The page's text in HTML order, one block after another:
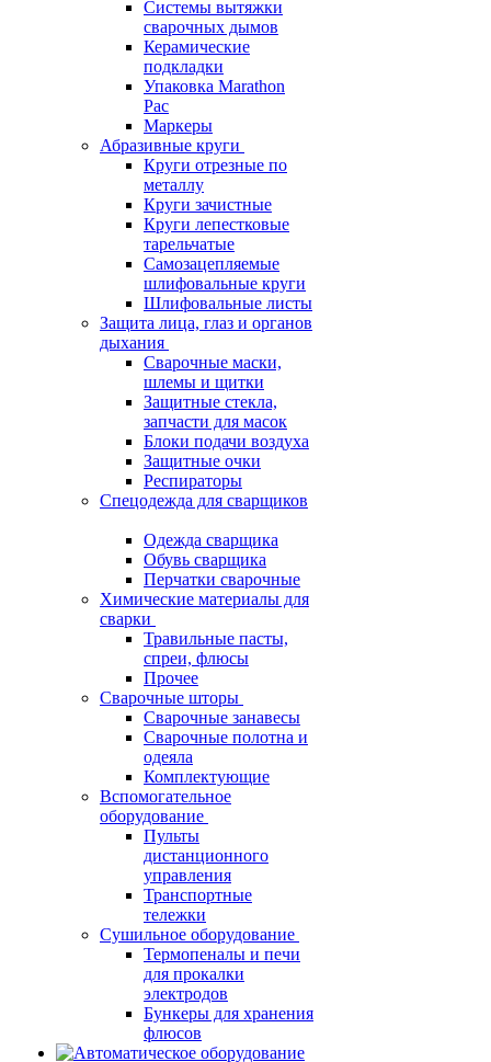
Системы вытяжки
сварочных дымов
Керамические
подкладки
Упаковка Marathon
Pac
Маркеры
Абразивные круги
Круги отрезные по
металлу
Круги зачистные
Круги лепестковые
тарельчатые
Самозацепляемые
шлифовальные круги
Шлифовальные листы
Защита лица, глаз и органов
дыхания
Сварочные маски,
шлемы и щитки
Защитные стекла,
запчасти для масок
Блоки подачи воздуха
Защитные очки
Респираторы
Спецодежда для сварщиков
Одежда сварщика
Обувь сварщика
Перчатки сварочные
Химические материалы для
сварки
Травильные пасты,
спреи, флюсы
Прочее
Сварочные шторы
Сварочные занавесы
Сварочные полотна и
одеяла
Комплектующие
Вспомогательное
оборудование
Пульты
дистанционного
управления
Транспортные
тележки
Сушильное оборудование
Термопеналы и печи
для прокалки
электродов
Бункеры для хранения
флюсов